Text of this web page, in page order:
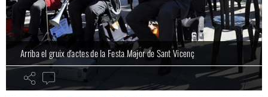
Arriba el gruix d'actes de la Festa Major de Sant Vicenç